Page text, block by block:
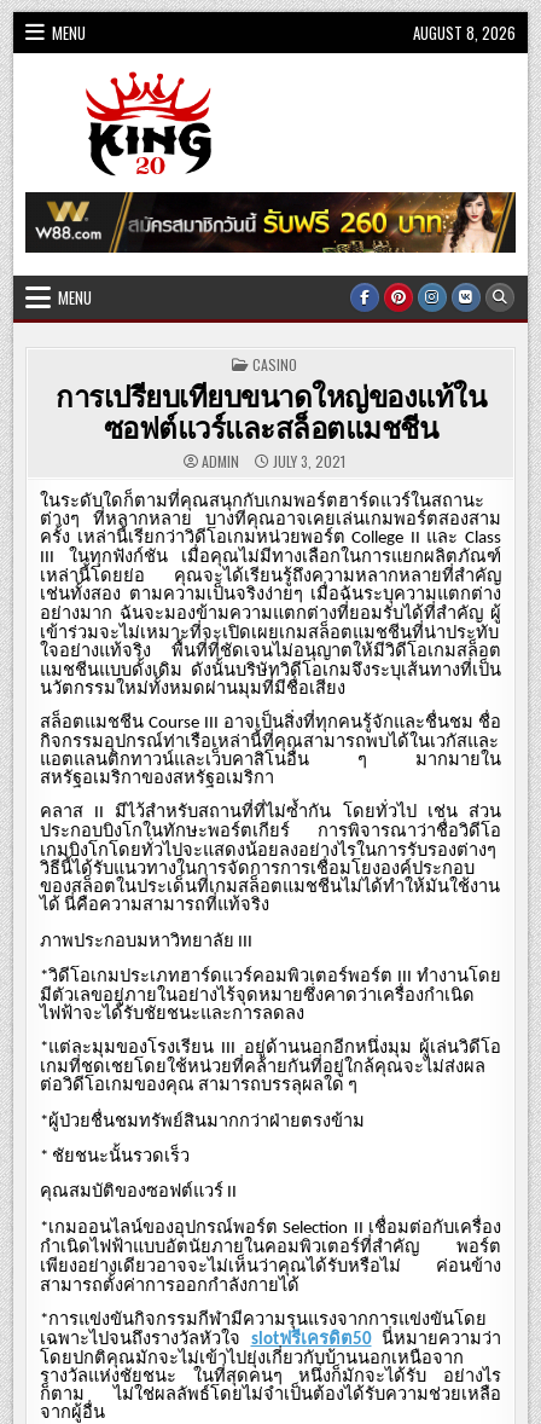
Skip
to
content
MENU AUGUST 8, 2026
King20
MENU
POSTED
IN
CASINO
การเปรียบเทียบขนาดใหญ่ของแท้ใน
ซอฟต์แวร์และสล็อตแมชชีน
ADMIN JULY 3, 2021
ในระดับใดก็ตามที่คุณสนุกกับเกมพอร์ตฮาร์ดแวร์ในสถานะ
ต่างๆ
ที่หลากหลาย
บางทีคุณอาจเคยเล่นเกมพอร์ตสองสาม
ครั้ง เหล่านี้เรียกว่าวิดีโอเกมหน่วยพอร์ต College II และ Class
ในทุกฟังก์ชัน
เมื่อคุณไม่มีทางเลือกในการแยกผลิตภัณฑ์
เหล่านี้โดยย่อ
คุณจะได้เรียนรู้ถึงความหลากหลายที่สำคัญ
เช่นทั้งสอง ตามความเป็นจริงง่ายๆ เมื่อฉันระบุความแตกต่าง
อย่างมาก ฉันจะมองข้ามความแตกต่างที่ยอมรับได้ที่สำคัญ ผู้
เข้าร่วมจะไม่เหมาะที่จะเปิดเผยเกมสล็อตแมชชีนที่น่าประทับ
ใจอย่างแท้จริง
พื้นที่ที่ชัดเจนไม่อนุญาตให้มีวิดีโอเกมสล็อต
แมชชีนแบบดั้งเดิม ดังนั้นบริษัทวิดีโอเกมจึงระบุเส้นทางที่เป็น
นวัตกรรมใหม่ทั้งหมดผ่านมุมที่มีชื่อเสียง
สล็อตแมชชีน Course III อาจเป็นสิ่งที่ทุกคนรู้จักและชื่นชม ชื่อ
กิจกรรมอุปกรณ์ท่าเรือเหล่านี้ที่คุณสามารถพบได้ในเวกัสและ
แอตแลนติกทาวน์และเว็บคาสิโนอื่น
ๆ
มากมายใน
สหรัฐอเมริกาของสหรัฐอเมริกา
คลาส II มีไว้สำหรับสถานที่ที่ไม่ซ้ำกัน โดยทั่วไป เช่น
ส่วน
ประกอบบิงโกในทักษะพอร์ตเกียร์
การพิจารณาว่าชื่อวิดีโอ
เกมบิงโกโดยทั่วไปจะแสดงน้อยลงอย่างไรในการรับรองต่างๆ
วิธีนี้ได้รับแนวทางในการจัดการการเชื่อมโยงองค์ประกอบ
ของสล็อตในประเด็นที่เกมสล็อตแมชชีนไม่ได้ทำให้มันใช้งาน
ได้ นี่คือความสามารถที่แท้จริง
ภาพประกอบมหาวิทยาลัย III
*วิดีโอเกมประเภทฮาร์ดแวร์คอมพิวเตอร์พอร์ต III ทำงานโดย
มีตัวเลขอยู่ภายในอย่างไร้จุดหมายซึ่งคาดว่าเครื่องกำเนิด
ไฟฟ้าจะได้รับชัยชนะและการลดลง
*แต่ละมุมของโรงเรียน III อยู่ด้านนอกอีกหนึ่งมุม ผู้เล่นวิดีโอ
เกมที่ชดเชยโดยใช้หน่วยที่คล้ายกันที่อยู่ใกล้คุณจะไม่ส่งผล
ต่อวิดีโอเกมของคุณ สามารถบรรลุผลใด ๆ
*ผู้ป่วยชื่นชมทรัพย์สินมากกว่าฝ่ายตรงข้าม
* ชัยชนะนั้นรวดเร็ว
คุณสมบัติของซอฟต์แวร์ II
*เกมออนไลน์ของอุปกรณ์พอร์ต Selection II เชื่อมต่อกับเครื่อง
กำเนิดไฟฟ้าแบบอัตนัยภายในคอมพิวเตอร์ที่สำคัญ
พอร์ต
เพียงอย่างเดียวอาจจะไม่เห็นว่าคุณได้รับหรือไม่
ค่อนข้าง
สามารถตั้งค่าการออกกำลังกายได้
*การแข่งขันกิจกรรมกีฬามีความรุนแรงจากการแข่งขันโดย
เฉพาะไปจนถึงรางวัลหัวใจ
slotฟรีเครดิต50 นี่หมายความว่า
โดยปกติคุณมักจะไม่เข้าไปยุ่งเกี่ยวกับบ้านนอกเหนือจาก
รางวัลแห่งชัยชนะ
ในที่สุดคนๆ หนึ่งก็มักจะได้รับ
อย่างไร
ก็ตาม
ไม่ใช่ผลลัพธ์โดยไม่จำเป็นต้องได้รับความช่วยเหลือ
จากผู้อื่น